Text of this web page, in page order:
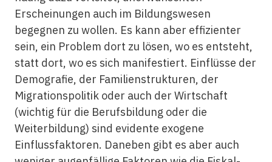
Erscheinungen auch im Bildungswesen
begegnen zu wollen. Es kann aber effizienter
sein, ein Problem dort zu lösen, wo es entsteht,
statt dort, wo es sich manifestiert. Einflüsse der
Demografie, der Familienstrukturen, der
Migrationspolitik oder auch der Wirtschaft
(wichtig für die Berufsbildung oder die
Weiterbildung) sind evidente exogene
Einflussfaktoren. Daneben gibt es aber auch